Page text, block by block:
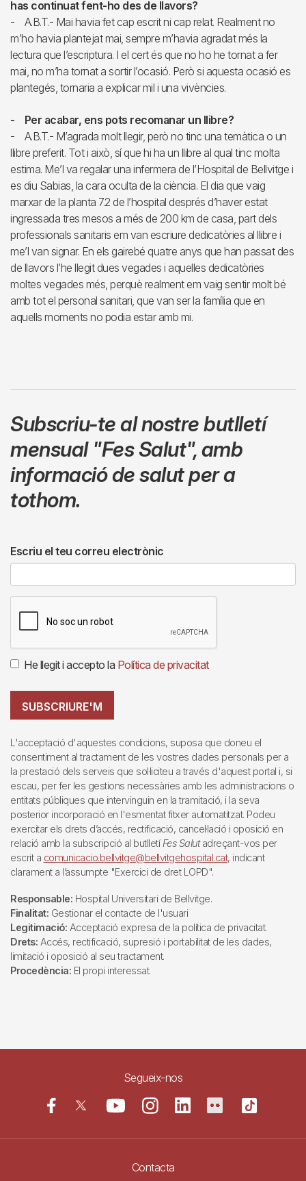
has continuat fent-ho des de llavors?
- A.B.T.- Mai havia fet cap escrit ni cap relat. Realment no
m’ho havia plantejat mai, sempre m’havia agradat més la
lectura que l’escriptura. I el cert és que no ho he tornat a fer
mai, no m’ha tornat a sortir l’ocasió. Però si aquesta ocasió es
plantegés, tornaria a explicar mil i una vivències.
- Per acabar, ens pots recomanar un llibre?
- A.B.T.- M’agrada molt llegir, però no tinc una temàtica o un
llibre preferit. Tot i això, sí que hi ha un llibre al qual tinc molta
estima. Me’l va regalar una infermera de l’Hospital de Bellvitge i
es diu Sabias, la cara oculta de la ciència. El dia que vaig
marxar de la planta 7.2 de l’hospital després d’haver estat
ingressada tres mesos a més de 200 km de casa, part dels
professionals sanitaris em van escriure dedicatòries al llibre i
me’l van signar. En els gairebé quatre anys que han passat des
de llavors l’he llegit dues vegades i aquelles dedicatòries
moltes vegades més, perquè realment em vaig sentir molt bé
amb tot el personal sanitari, que van ser la família que en
aquells moments no podia estar amb mi.
Subscriu-te al nostre butlletí
mensual "Fes Salut",amb
informació de salut per a
tothom.
Escriu el teu correu electrònic
He llegit i accepto la Política de privacitat
SUBSCRIURE'M
L'acceptació d'aquestes condicions, suposa que doneu el
consentiment al tractament de les vostres dades personals per a
la prestació dels serveis que sol·liciteu a través d'aquest portal i, si
escau, per fer les gestions necessàries amb les administracions o
entitats públiques que intervinguin en la tramitació, i la seva
posterior incorporació en l'esmentat fitxer automatitzat. Podeu
exercitar els drets d’accés, rectificació, cancel·lació i oposició en
relació amb la subscripció al butlletí Fes Salutadreçant-vos per
escrit a comunicacio.bellvitge@bellvitgehospital.cat, indicant
clarament a l’assumpte "Exercici de dret LOPD".
Responsable: Hospital Universitari de Bellvitge.
Finalitat: Gestionar el contacte de l'usuari
Legitimació: Acceptació expresa de la política de privacitat.
Drets: Accés, rectificació, supresió i portabilitat de les dades,
limitació i oposició al seu tractament.
Procedència: El propi interessat.
Segueix-nos
Contacta